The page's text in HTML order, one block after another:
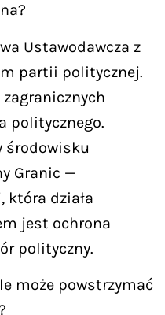
Ustawodawcza z
partii politycznej.
politycznego.
środowisku
Granic —
która działa
jest ochrona
polityczny.
może powstrzymać